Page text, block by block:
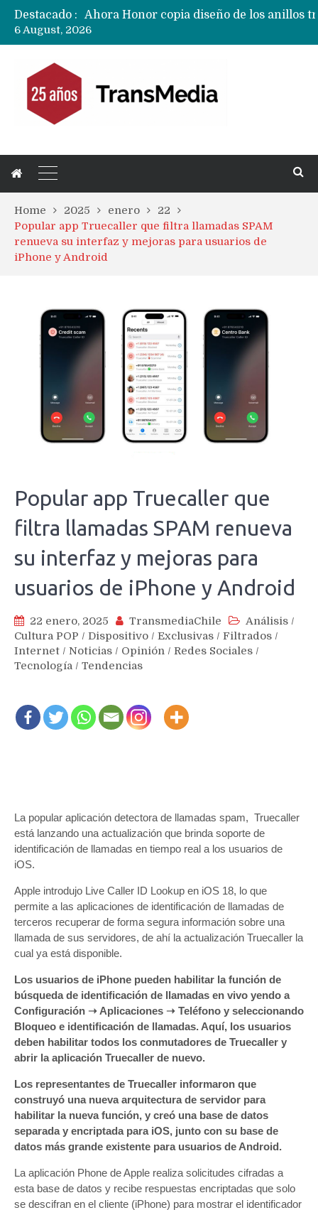
Destacado :
6 August, 2026
Home 2025 enero
22
Popular app Truecaller que filtra llamadas SPAM
renueva su interfaz y mejoras para usuarios de
iPhone y Android
Popular app Truecaller que
filtra llamadas SPAM renueva
su interfaz y mejoras para
usuarios de iPhone y Android
22 enero, 2025 TransmediaChile Análisis /
Cultura POP / Dispositivo / Exclusivas / Filtrados /
Internet / Noticias / Opinión / Redes Sociales /
Tecnología / Tendencias
La popular aplicación detectora de llamadas spam, Truecaller
está lanzando una actualización que brinda soporte de
identificación de llamadas en tiempo real a los usuarios de
iOS.
Apple introdujo Live Caller ID Lookup en iOS 18, lo que
permite a las aplicaciones de identificación de llamadas de
terceros recuperar de forma segura información sobre una
llamada de sus servidores, de ahí la actualización Truecaller la
cual ya está disponible.
Los usuarios de iPhone pueden habilitar la función de
búsqueda de identificación de llamadas en vivo yendo a
Configuración ➝ Aplicaciones ➝ Teléfono y seleccionando
Bloqueo e identificación de llamadas. Aquí, los usuarios
deben habilitar todos los conmutadores de Truecaller y
abrir la aplicación Truecaller de nuevo.
Los representantes de Truecaller informaron que
construyó una nueva arquitectura de servidor para
habilitar la nueva función, y creó una base de datos
separada y encriptada para iOS, junto con su base de
datos más grande existente para usuarios de Android.
La aplicación Phone de Apple realiza solicitudes cifradas a
esta base de datos y recibe respuestas encriptadas que solo
se descifran en el cliente (iPhone) para mostrar el identificador